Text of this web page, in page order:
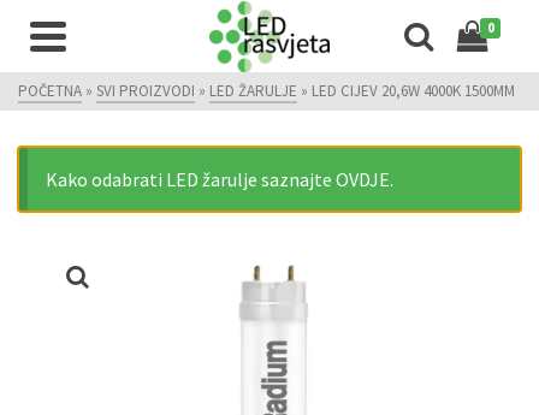
0
POČETNA » SVI PROIZVODI » LED ŽARULJE » LED CIJEV 20,6W 4000K 1500MM
Kako odabrati LED žarulje saznajte OVDJE.